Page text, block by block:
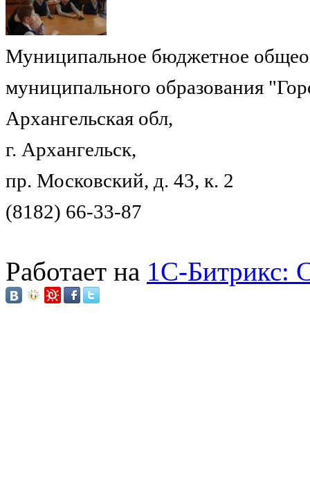
Муниципальное бюджетное
муниципального образования
Архангельская обл,
г. Архангельск,
пр. Московский, д. 43, к. 2
(8182) 66-33-87
Работает на 1C-Битрикс: